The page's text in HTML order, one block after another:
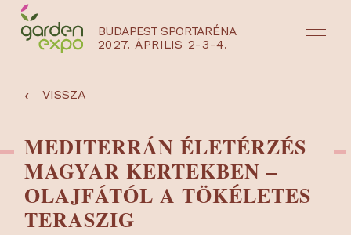
BUDAPEST SPORTARÉNA
2027. ÁPRILIS 2-3-4.
‹ VISSZA
MEDITERRÁN ÉLETÉRZÉS
MAGYAR KERTEKBEN –
OLAJFÁTÓL A TÖKÉLETES
TERASZIG